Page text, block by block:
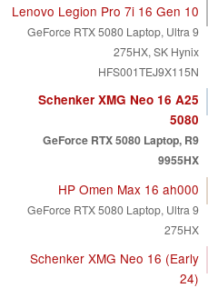
Lenovo Legion Pro 7i 16 Gen 10
GeForce RTX 5080 Laptop, Ultra 9
275HX, SK Hynix
HFS001TEJ9X115N
Schenker XMG Neo 16 A25
5080
GeForce RTX 5080 Laptop, R9
9955HX
HP Omen Max 16 ah000
GeForce RTX 5080 Laptop, Ultra 9
275HX
Schenker XMG Neo 16 (Early
24)